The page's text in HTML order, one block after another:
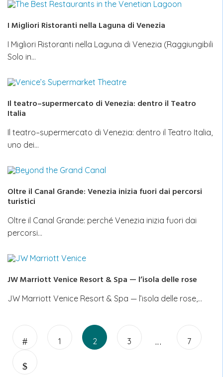
I Migliori Ristoranti nella Laguna di Venezia
I Migliori Ristoranti nella Laguna di Venezia (Raggiungibili
Solo in…
Il teatro–supermercato di Venezia: dentro il Teatro
Italia
Il teatro–supermercato di Venezia: dentro il Teatro Italia,
uno dei…
Oltre il Canal Grande: Venezia inizia fuori dai percorsi
turistici
Oltre il Canal Grande: perché Venezia inizia fuori dai
percorsi…
JW Marriott Venice Resort & Spa — l’isola delle rose
JW Marriott Venice Resort & Spa — l’isola delle rose,…
Paginazione
degli
Page
1 Page
2 Page
3 … Page
7